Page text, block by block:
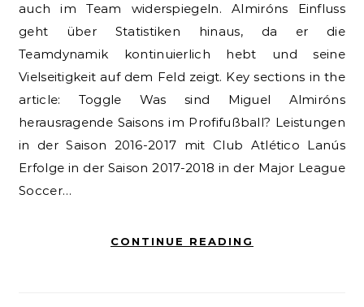
auch im Team widerspiegeln. Almiróns Einfluss
geht über Statistiken hinaus, da er die
Teamdynamik kontinuierlich hebt und seine
Vielseitigkeit auf dem Feld zeigt. Key sections in the
article: Toggle Was sind Miguel Almiróns
herausragende Saisons im Profifußball? Leistungen
in der Saison 2016-2017 mit Club Atlético Lanús
Erfolge in der Saison 2017-2018 in der Major League
Soccer…
CONTINUE READING